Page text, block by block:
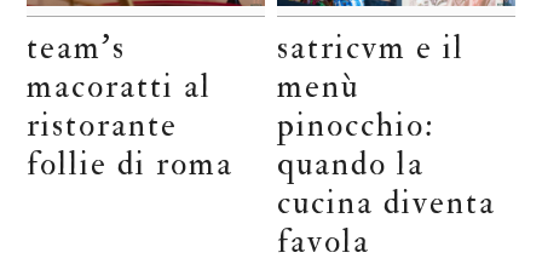
team’s
macoratti al
ristorante
follie di roma
satricvm e il
menù
pinocchio:
quando la
cucina diventa
favola